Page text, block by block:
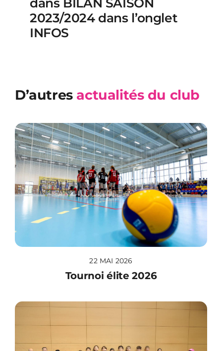
dans BILAN SAISON
2023/2024 dans l’onglet
INFOS
D’autres actualités du club
22 MAI 2026
Tournoi élite 2026